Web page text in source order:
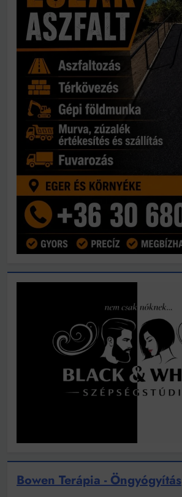
Bowen Terápia - Öngyógyítás